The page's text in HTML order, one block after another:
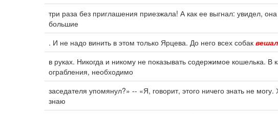
три раза без приглашения приезжала! А как ее выгнал: увидел, она
большие
. И не надо винить в этом только Ярцева. До него всех собак
в руках. Никогда и никому не показывать содержимое кошелька. В
ограбления, необходимо
заседателя упомянул?» -- «Я, говорит, этого ничего знать не
знаю